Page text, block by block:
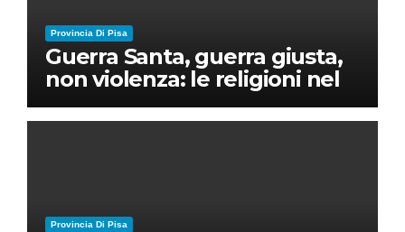
Provincia Di Pisa
Guerra Santa, guerra giusta,
non violenza: le religioni nel
nuovo disordine mondiale
Provincia Di Pisa